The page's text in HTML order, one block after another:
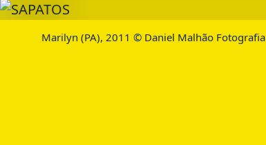
Marilyn (PA), 2011 © Daniel Malhão Fotografia